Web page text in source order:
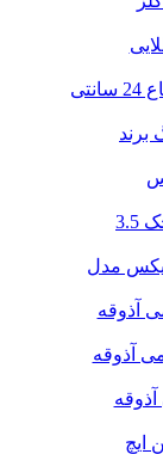
ایچ